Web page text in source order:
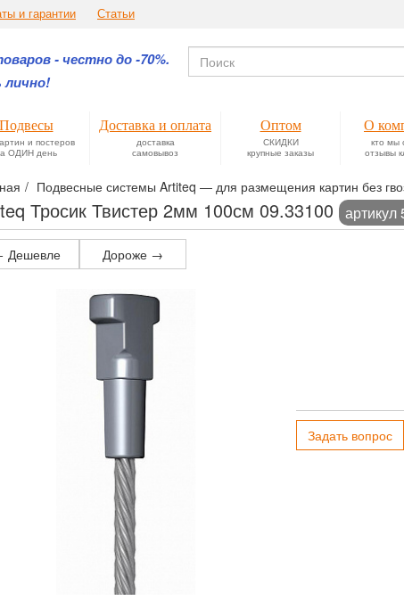
и гарантии Статьи
- честно до -70%.
лично!
Подвесы
и постеров
ОДИН день
Доставка и оплата
доставка
самовывоз
Оптом
СКИДКИ
крупные заказы
О
кто мы
отзывы
Подвесные системы Artiteq — для размещения картин без
Тросик Твистер 2мм 100см 09.33100 артикул
Дешевле Дороже →
Задать вопрос